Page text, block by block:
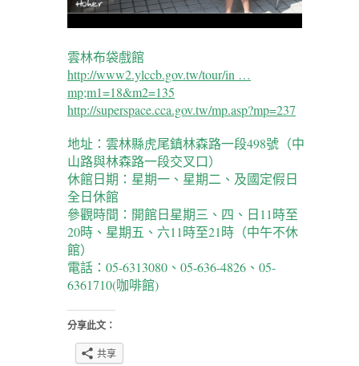
雲林布袋戲館
http://www2.ylccb.gov.tw/tour/in …
mp;m1=18&m2=135
http://superspace.cca.gov.tw/mp.asp?mp=237
地址：雲林縣虎尾鎮林森路一段498號（中
山路與林森路一段交叉口）
休館日期：星期一、星期二、及國定假日
全日休館
參觀時間：開館日星期三、四、日11時至
20時、星期五、六11時至21時（中午不休
館）
電話：05-6313080、05-636-4826、05-
6361710(咖啡館)
分享此文：
共享